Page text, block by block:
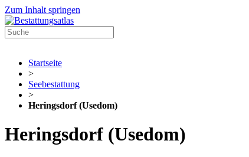
Zum Inhalt springen
Startseite
>
Seebestattung
>
Heringsdorf (Usedom)
Heringsdorf (Usedom)